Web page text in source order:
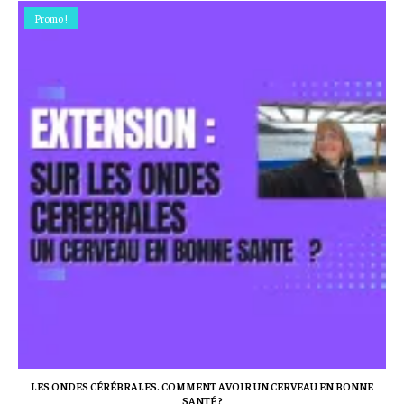
Promo !
LES ONDES CÉRÉBRALES. COMMENT AVOIR UN CERVEAU EN BONNE
SANTÉ ?